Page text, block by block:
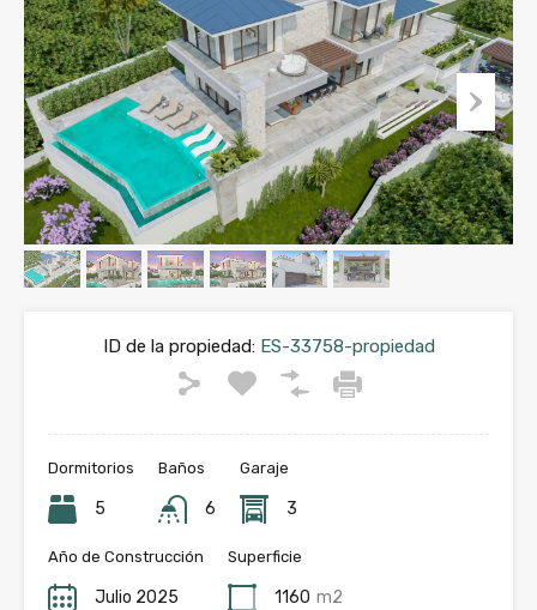
ID de la propiedad:ES-33758-propiedad
Dormitorios
5
Baños
6
Garaje
3
Año de Construcción
Julio 2025
Superficie
1160 m2